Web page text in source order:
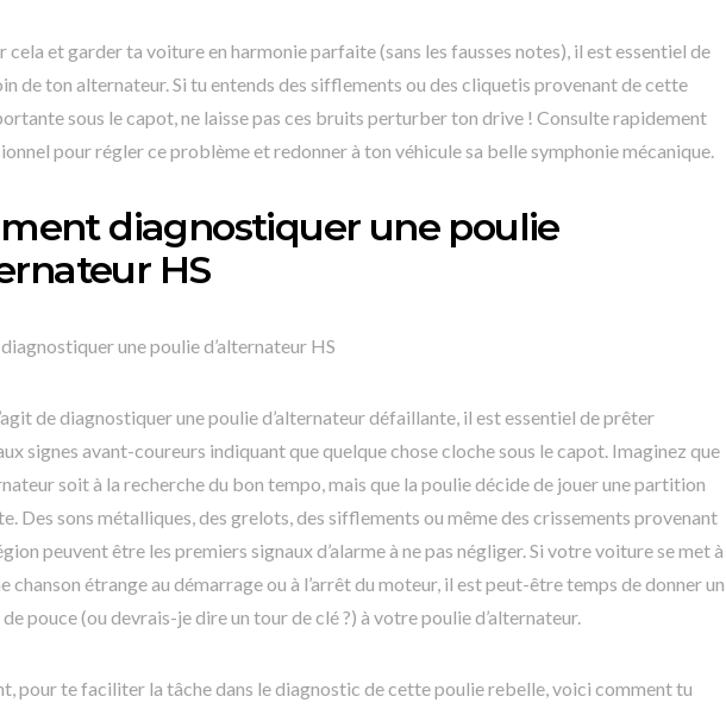
cela et garder ta voiture en harmonie parfaite (sans les fausses notes), il est essentiel de
de ton alternateur. Si tu entends des sifflements ou des cliquetis provenant de cette
sous le capot, ne laisse pas ces bruits perturber ton drive ! Consulte rapidement
pour régler ce problème et redonner à ton véhicule sa belle symphonie mécanique.
diagnostiquer une poulie
HS
une poulie d’alternateur HS
de diagnostiquer une poulie d’alternateur défaillante, il est essentiel de prêter
signes avant-coureurs indiquant que quelque chose cloche sous le capot. Imaginez que
soit à la recherche du bon tempo, mais que la poulie décide de jouer une partition
Des sons métalliques, des grelots, des sifflements ou même des crissements provenant
peuvent être les premiers signaux d’alarme à ne pas négliger. Si votre voiture se met à
chanson étrange au démarrage ou à l’arrêt du moteur, il est peut-être temps de donner un
pouce (ou devrais-je dire un tour de clé ?) à votre poulie d’alternateur.
pour te faciliter la tâche dans le diagnostic de cette poulie rebelle, voici comment tu